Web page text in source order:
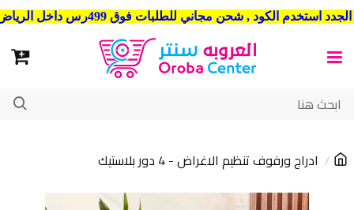
شحن مجاني للطلبات فوق 499رس داخل الرياض . وشحن الي جميع مدن المملكة العربية السعودية
ادراج ورفوف تنظيم الاغراض - 4 دور بلاستيك